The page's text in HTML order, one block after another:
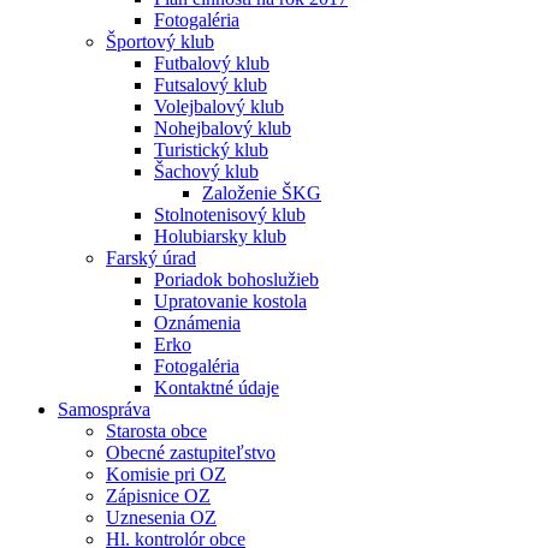
Fotogaléria
Športový klub
Futbalový klub
Futsalový klub
Volejbalový klub
Nohejbalový klub
Turistický klub
Šachový klub
Založenie ŠKG
Stolnotenisový klub
Holubiarsky klub
Farský úrad
Poriadok bohoslužieb
Upratovanie kostola
Oznámenia
Erko
Fotogaléria
Kontaktné údaje
Samospráva
Starosta obce
Obecné zastupiteľstvo
Komisie pri OZ
Zápisnice OZ
Uznesenia OZ
Hl. kontrolór obce